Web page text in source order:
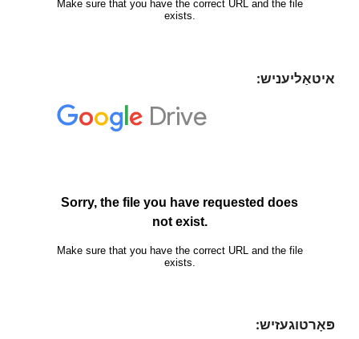
איטאַליעניש:
פּאָרטוגעזיש: